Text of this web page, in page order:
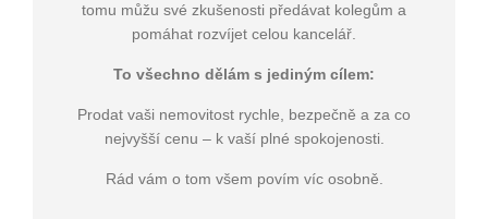
tomu můžu své zkušenosti předávat kolegům a
pomáhat rozvíjet celou kancelář.
To všechno dělám s jediným cílem:
Prodat vaši nemovitost rychle, bezpečně a za co
nejvyšší cenu – k vaší plné spokojenosti.
Rád vám o tom všem povím víc osobně.